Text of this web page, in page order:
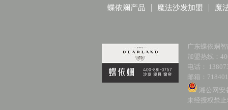
蝶依斓产品 魔法沙发加盟 魔
广东蝶依斓
加盟热线：
电话：
邮箱：
湘公网安
未经授权禁